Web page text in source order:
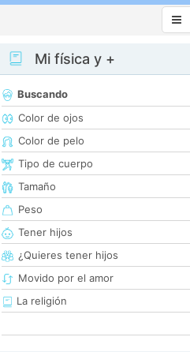
Mi física y +
Buscando
Color de ojos
Color de pelo
Tipo de cuerpo
Tamaño
Peso
Tener hijos
¿Quieres tener hijos
Movido por el amor
La religión